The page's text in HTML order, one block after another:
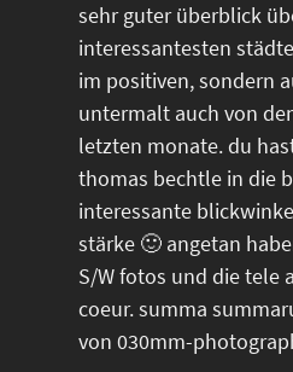
sehr guter überblick
interessantesten
im positiven, sondern
untermalt auch von
letzten monate. du
thomas bechtle in die
interessante
stärke 🙂 angetan
S/W fotos und die tele
coeur. summa
von 030mm-